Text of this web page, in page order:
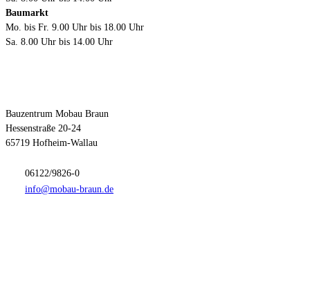
Baumarkt
Mo. bis Fr. 9.00 Uhr bis 18.00 Uhr
Sa. 8.00 Uhr bis 14.00 Uhr
Bauzentrum Mobau Braun
Hessenstraße 20-24
65719 Hofheim-Wallau
06122/9826-0
info@mobau-braun.de